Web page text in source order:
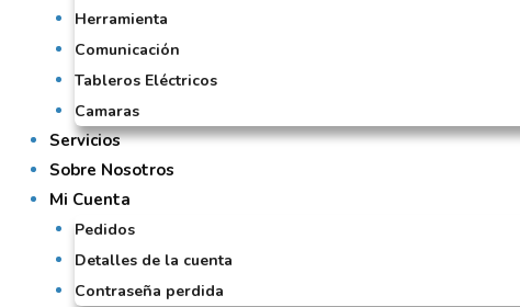
Herramienta
Comunicación
Tableros Eléctricos
Camaras
Servicios
Sobre Nosotros
Mi Cuenta
Pedidos
Detalles de la cuenta
Contraseña perdida